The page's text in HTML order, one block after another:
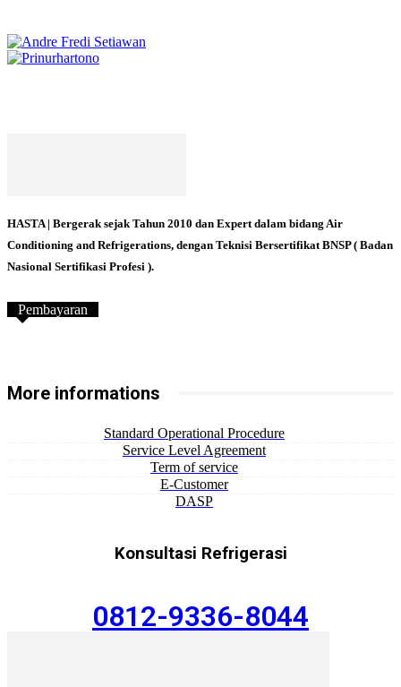
HASTA | Bergerak sejak Tahun 2010 dan Expert dalam bidang Air
Conditioning and Refrigerations, dengan Teknisi Bersertifikat BNSP ( Badan
Nasional Sertifikasi Profesi ).
Pembayaran
More informations
Standard Operational Procedure
Service Level Agreement
Term of service
E-Customer
DASP
Konsultasi Refrigerasi
0812-9336-8044